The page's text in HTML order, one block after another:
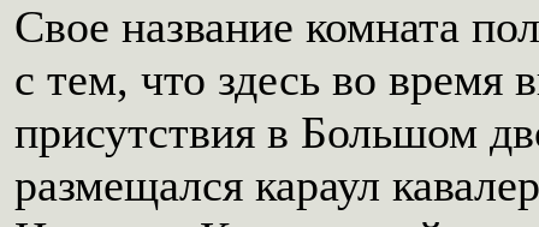
Свое название комната
с тем, что здесь во время
присутствия в Большом
размещался караул